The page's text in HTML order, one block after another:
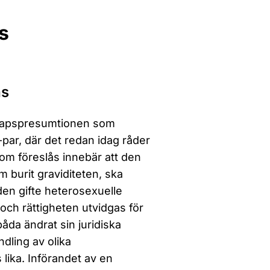
som
där det redan idag råder
föreslås innebär att den
burit graviditeten, ska
gifte heterosexuelle
rättigheten utvidgas för
ändrat sin juridiska
av olika
Införandet av en